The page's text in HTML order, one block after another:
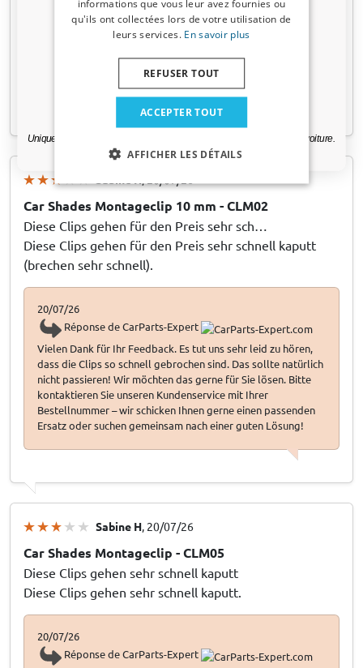
kontaktieren. Sie haben nämlich drei Monate Garantie auf
Ihren Kauf und fallen damit noch vollkommen hinein! Wir
lösen können. Bitte zögern Sie nicht, unseren Kundenservice
Car Shades Montageclip 10 mm - CLM02
Diese Clips gehen für den Preis sehr sch…
Diese Clips gehen für den Preis sehr schnell kaputt
(brechen sehr schnell).
20/07/26
Réponse de CarParts-Expert
Vielen Dank für Ihr Feedback. Es tut uns sehr leid zu hören,
dass die Clips so schnell gebrochen sind. Das sollte natürlich
nicht passieren! Wir möchten das gerne für Sie lösen. Bitte
kontaktieren Sie unseren Kundenservice mit Ihrer
Bestellnummer – wir schicken Ihnen gerne einen passenden
Ersatz oder suchen gemeinsam nach einer guten Lösung!
Sabine H, 20/07/26
Car Shades Montageclip - CLM05
Diese Clips gehen sehr schnell kaputt
Diese Clips gehen sehr schnell kaputt.
20/07/26
Réponse de CarParts-Expert
valable 3 jours.
Uniquement des mises à jour et des offres pertinentes pour votre voiture.
informations que vous leur avez fournies ou
qu'ils ont collectées lors de votre utilisation de
leurs services. En savoir plus
ACCEPTER TOUT
REFUSER TOUT
AFFICHER LES DÉTAILS